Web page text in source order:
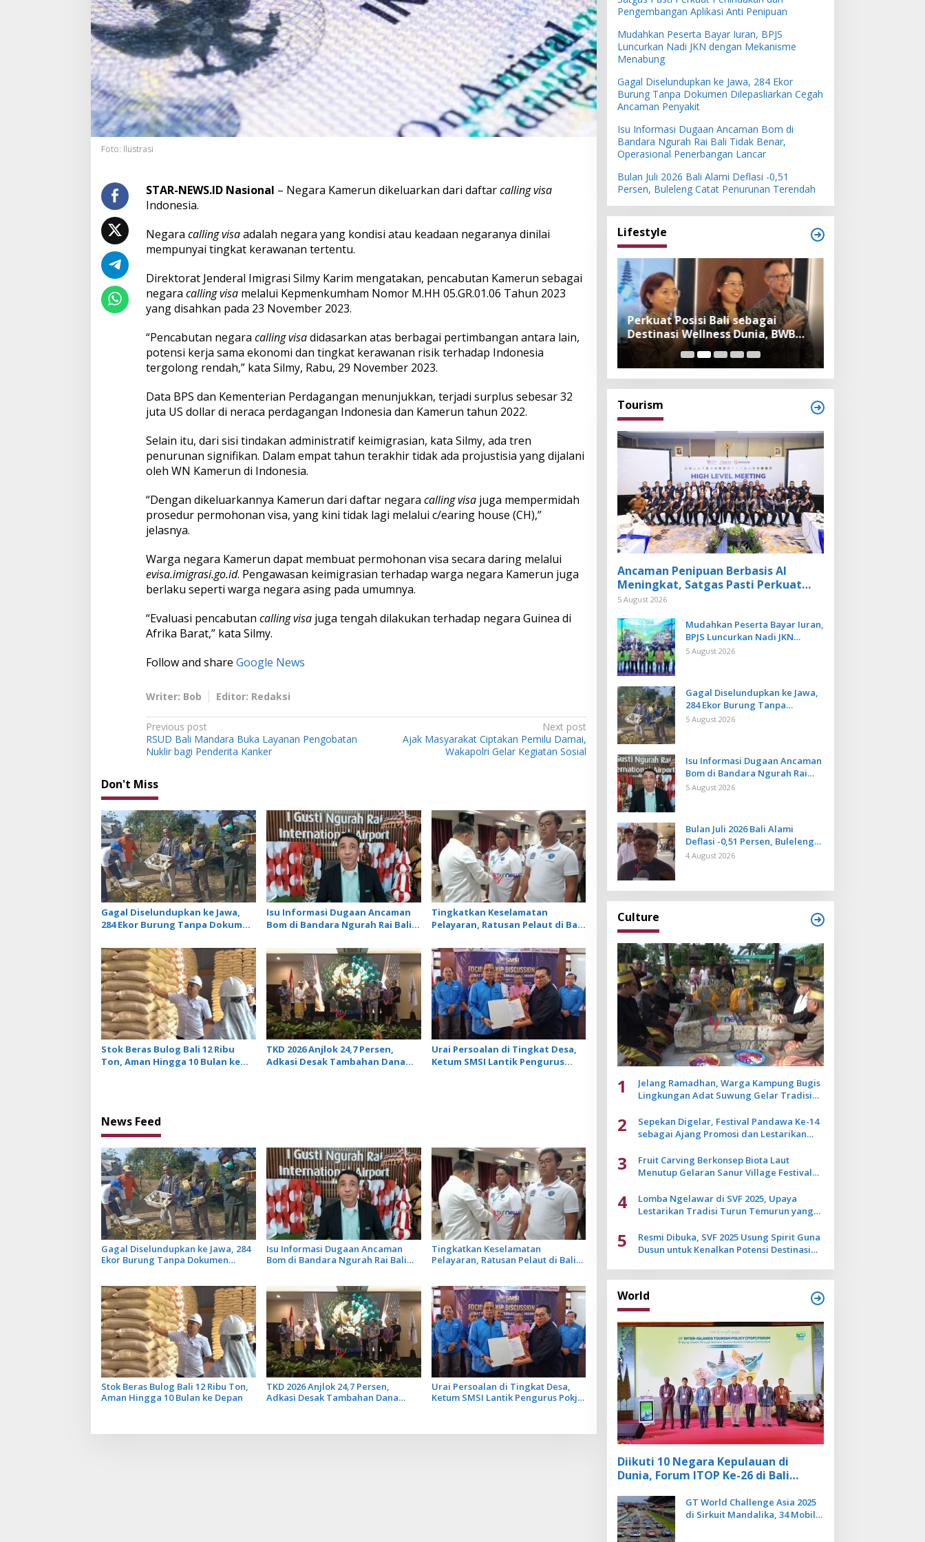
a
l
l
i
n
g
V
s
a
I
e
a
Foto: Ilustrasi
STAR-NEWS.ID Nasional – Negara Kamerun dikeluarkan dari daftarcalling visa
Indonesia.
Negara calling visaadalah negara yang kondisi atau keadaan negaranya dinilai
mempunyai tingkat kerawanan tertentu.
Direktorat Jenderal Imigrasi Silmy Karim mengatakan, pencabutan Kamerun sebagai
negara calling visamelalui Kepmenkumham Nomor M.HH 05.GR.01.06 Tahun 2023
yang disahkan pada 23 November 2023.
“Pencabutan negara calling visadidasarkan atas berbagai pertimbangan antara lain,
potensi kerja sama ekonomi dan tingkat kerawanan risik terhadap Indonesia
tergolong rendah,” kata Silmy, Rabu, 29 November 2023.
Data BPS dan Kementerian Perdagangan menunjukkan, terjadi surplus sebesar 32
juta US dollar di neraca perdagangan Indonesia dan Kamerun tahun 2022.
Selain itu, dari sisi tindakan administratif keimigrasian, kata Silmy, ada tren
penurunan signifikan. Dalam empat tahun terakhir tidak ada projustisia yang dijalani
oleh WN Kamerun di Indonesia.
“Dengan dikeluarkannya Kamerun dari daftar negara calling visajuga mempermidah
prosedur permohonan visa, yang kini tidak lagi melalui c/earing house (CH),”
jelasnya.
Warga negara Kamerun dapat membuat permohonan visa secara daring melalui
evisa.imigrasi.go.id. Pengawasan keimigrasian terhadap warga negara Kamerun juga
berlaku seperti warga negara asing pada umumnya.
“Evaluasi pencabutan calling visajuga tengah dilakukan terhadap negara Guinea di
Afrika Barat,” kata Silmy.
Follow and share Google News
Writer: Bob Editor: Redaksi
P
o
t
n
a
v
i
g
a
t
i
o
n
Previous post
RSUD Bali Mandara Buka Layanan Pengobatan
Nuklir bagi Penderita Kanker
Next post
Ajak Masyarakat Ciptakan Pemilu Damai,
Wakapolri Gelar Kegiatan Sosial
Don't Miss
Gagal Diselundupkan ke Jawa,
284 Ekor Burung Tanpa Dokumen
Penyakit
Isu Informasi Dugaan Ancaman
Bom di Bandara Ngurah Rai Bali
Penerbangan Lancar
Tingkatkan Keselamatan
Pelayaran, Ratusan Pelaut di Bali
Stok Beras Bulog Bali 12 Ribu
Ton, Aman Hingga 10 Bulan ke
TKD 2026 Anjlok 24,7 Persen,
Adkasi Desak Tambahan Dana
Urai Persoalan di Tingkat Desa,
Ketum SMSI Lantik Pengurus
News Feed
Gagal Diselundupkan ke Jawa, 284
Ekor Burung Tanpa Dokumen
Isu Informasi Dugaan Ancaman
Bom di Bandara Ngurah Rai Bali
Tingkatkan Keselamatan
Pelayaran, Ratusan Pelaut di Bali
Stok Beras Bulog Bali 12 Ribu Ton,
Aman Hingga 10 Bulan ke Depan
TKD 2026 Anjlok 24,7 Persen,
Adkasi Desak Tambahan Dana
Urai Persoalan di Tingkat Desa,
Ketum SMSI Lantik Pengurus Pokja
Pengembangan Aplikasi Anti Penipuan
Mudahkan Peserta Bayar Iuran, BPJS
Luncurkan Nadi JKN dengan Mekanisme
Menabung
Gagal Diselundupkan ke Jawa, 284 Ekor
Burung Tanpa Dokumen Dilepasliarkan Cegah
Ancaman Penyakit
Isu Informasi Dugaan Ancaman Bom di
Bandara Ngurah Rai Bali Tidak Benar,
Operasional Penerbangan Lancar
Bulan Juli 2026 Bali Alami Deflasi -0,51
Persen, Buleleng Catat Penurunan Terendah
Lifestyle
dan Serapan Investasi, Sira
Village Grand Outlet Bali Resmi
Dibuka di KEK Kura Kura
Perkuat Posisi Bali sebagai
Destinasi Wellness Dunia, BWB
Expo 2026 Hadirkan Exhibitor
Nasional dan Global
Tourism
Ancaman Penipuan Berbasis AI
Meningkat, Satgas Pasti Perkuat
Penindakan dan Pengembangan
5 August 2026
Mudahkan Peserta Bayar Iuran,
BPJS Luncurkan Nadi JKN
dengan Mekanisme Menabung
5 August 2026
Gagal Diselundupkan ke Jawa,
284 Ekor Burung Tanpa
Dokumen Dilepasliarkan Cegah
5 August 2026
Isu Informasi Dugaan Ancaman
Bom di Bandara Ngurah Rai
Bali Tidak Benar, Operasional
5 August 2026
Bulan Juli 2026 Bali Alami
Deflasi -0,51 Persen, Buleleng
Catat Penurunan Terendah
4 August 2026
Culture
1
Jelang Ramadhan, Warga Kampung Bugis
Lingkungan Adat Suwung Gelar Tradisi
2
Sepekan Digelar, Festival Pandawa Ke-14
sebagai Ajang Promosi dan Lestarikan
3
Fruit Carving Berkonsep Biota Laut
Menutup Gelaran Sanur Village Festival
4
Lomba Ngelawar di SVF 2025, Upaya
Lestarikan Tradisi Turun Temurun yang
5
Resmi Dibuka, SVF 2025 Usung Spirit Guna
Dusun untuk Kenalkan Potensi Destinasi
World
Diikuti 10 Negara Kepulauan di
Dunia, Forum ITOP Ke-26 di Bali
Berbasis Alam dan Budaya
GT World Challenge Asia 2025
di Sirkuit Mandalika, 34 Mobil